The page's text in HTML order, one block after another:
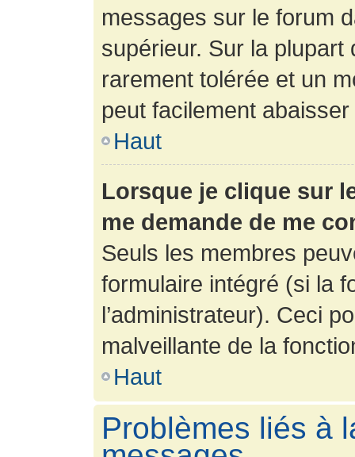
messages sur le forum
supérieur. Sur la
rarement tolérée et un
peut facilement
Haut
Lorsque je clique sur
me demande de me
Seuls les membres
formulaire intégré (si la
l’administrateur). Ceci
malveillante de la
Haut
Problèmes liés à